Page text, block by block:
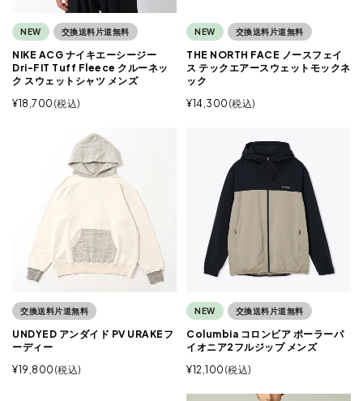
NEW 交換送料片道無料
NIKE ACG ナイキエーシージー
Dri-FIT Tuff Fleece クルーネッ
ク スウェットシャツ メンズ
¥18,700 税込
NEW 交換送料片道無料
THE NORTH FACE ノースフェイ
ス テックエアースウェットモックネ
ック
¥14,300 税込
交換送料片道無料
UNDYED アンダイド PV URAKEフ
ーディー
¥19,800 税込
NEW 交換送料片道無料
Columbia コロンビア ポーラーパ
イオニア2フルジップ メンズ
¥12,100 税込